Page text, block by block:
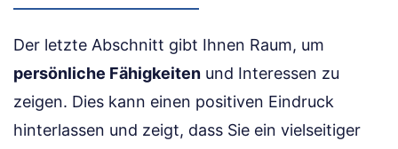
Der letzte Abschnitt gibt Ihnen Raum, um
persönliche Fähigkeiten und Interessen zu
zeigen. Dies kann einen positiven Eindruck
hinterlassen und zeigt, dass Sie ein vielseitiger